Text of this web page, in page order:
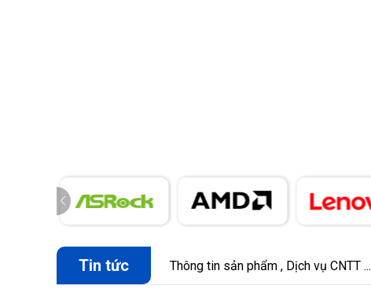
Tin tức Thông tin sản phẩm , Dịch vụ CNTT ...